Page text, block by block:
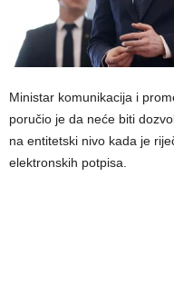
Ministar komunikacija i
poručio je da neće biti
na entitetski nivo kada je
elektronskih potpisa.